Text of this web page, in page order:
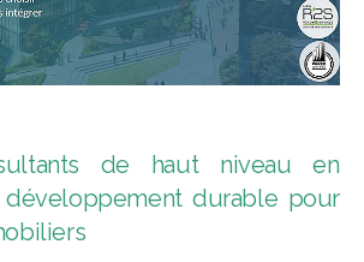
de haut niveau en
durable pour